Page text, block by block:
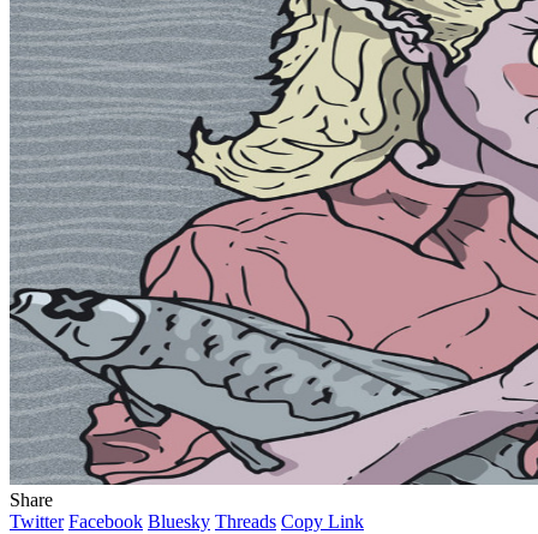
Share
Twitter Facebook Bluesky Threads Copy Link